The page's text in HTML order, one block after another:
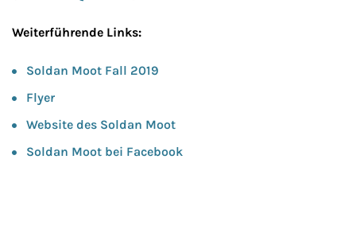
Weiterführende Links:
Soldan Moot Fall 2019
Flyer
Website des Soldan Moot
Soldan Moot bei Facebook